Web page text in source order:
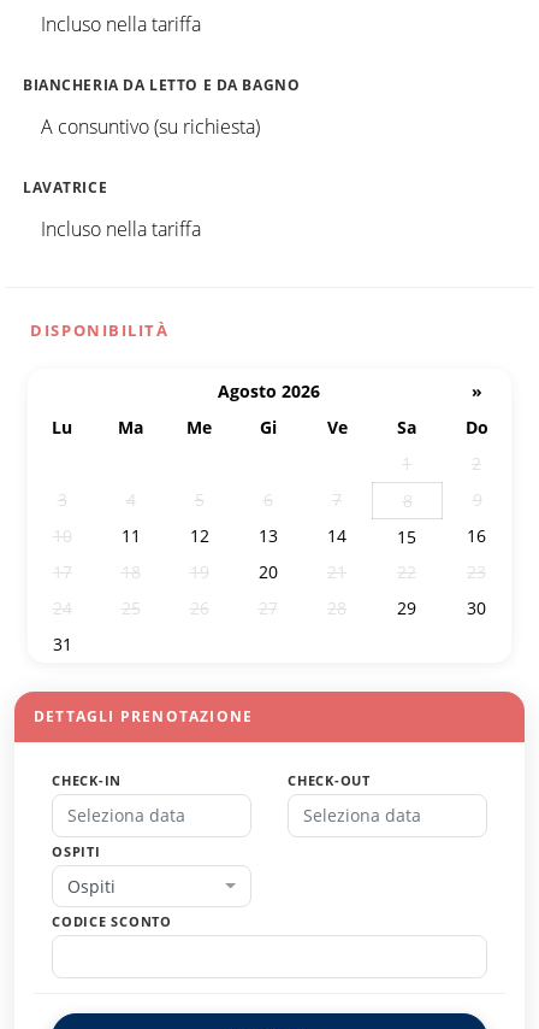
Incluso nella tariffa
BIANCHERIA DA LETTO E DA BAGNO
A consuntivo (su richiesta)
LAVATRICE
Incluso nella tariffa
DISPONIBILITÀ
Agosto 2026
»
Lu
Ma Me Gi Ve Sa
Do
1
2
3
4 5 6 7 8
9
10
11 12 13 14 15
16
17
18 19 20 21 22
23
24
25 26 27 28 29
30
31
DETTAGLI PRENOTAZIONE
CHECK-IN CHECK-OUT
OSPITI
Ospiti
CODICE SCONTO